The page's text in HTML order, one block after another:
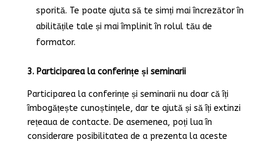
sporită. Te poate ajuta să te simți mai încrezător în
abilitățile tale și mai împlinit în rolul tău de
formator.
3. Participarea la conferințe și seminarii
Participarea la conferințe și seminarii nu doar că îți
îmbogățește cunoștințele, dar te ajută și să îți extinzi
rețeaua de contacte. De asemenea, poți lua în
considerare posibilitatea de a prezenta la aceste